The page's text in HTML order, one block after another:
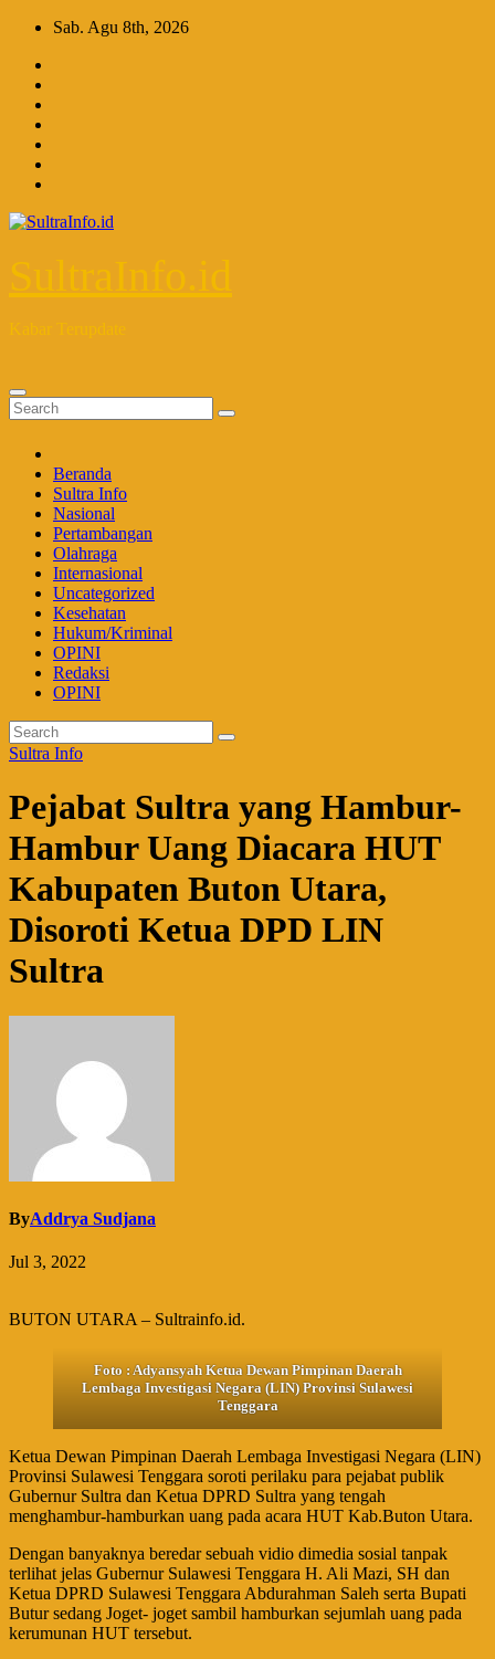
Skip
content
Sab. Agu 8th, 2026
SultraInfo.id
Kabar Terupdate
Beranda
Sultra Info
Nasional
Pertambangan
Olahraga
Internasional
Uncategorized
Kesehatan
Hukum/Kriminal
OPINI
Redaksi
OPINI
Sultra Info
Pejabat Sultra yang Hambur-
Hambur Uang Diacara HUT
Kabupaten Buton Utara,
Disoroti Ketua DPD LIN
Sultra
ByAddrya Sudjana
Jul 3, 2022
BUTON UTARA – Sultrainfo.id.
Foto : Adyansyah Ketua Dewan Pimpinan Daerah
Lembaga Investigasi Negara (LIN) Provinsi Sulawesi
Tenggara
Ketua Dewan Pimpinan Daerah Lembaga Investigasi Negara (LIN)
Provinsi Sulawesi Tenggara soroti perilaku para pejabat publik
Gubernur Sultra dan Ketua DPRD Sultra yang tengah
menghambur-hamburkan uang pada acara HUT Kab.Buton Utara.
Dengan banyaknya beredar sebuah vidio dimedia sosial tanpak
terlihat jelas Gubernur Sulawesi Tenggara H. Ali Mazi, SH dan
Ketua DPRD Sulawesi Tenggara Abdurahman Saleh serta Bupati
Butur sedang Joget- joget sambil hamburkan sejumlah uang pada
kerumunan HUT tersebut.